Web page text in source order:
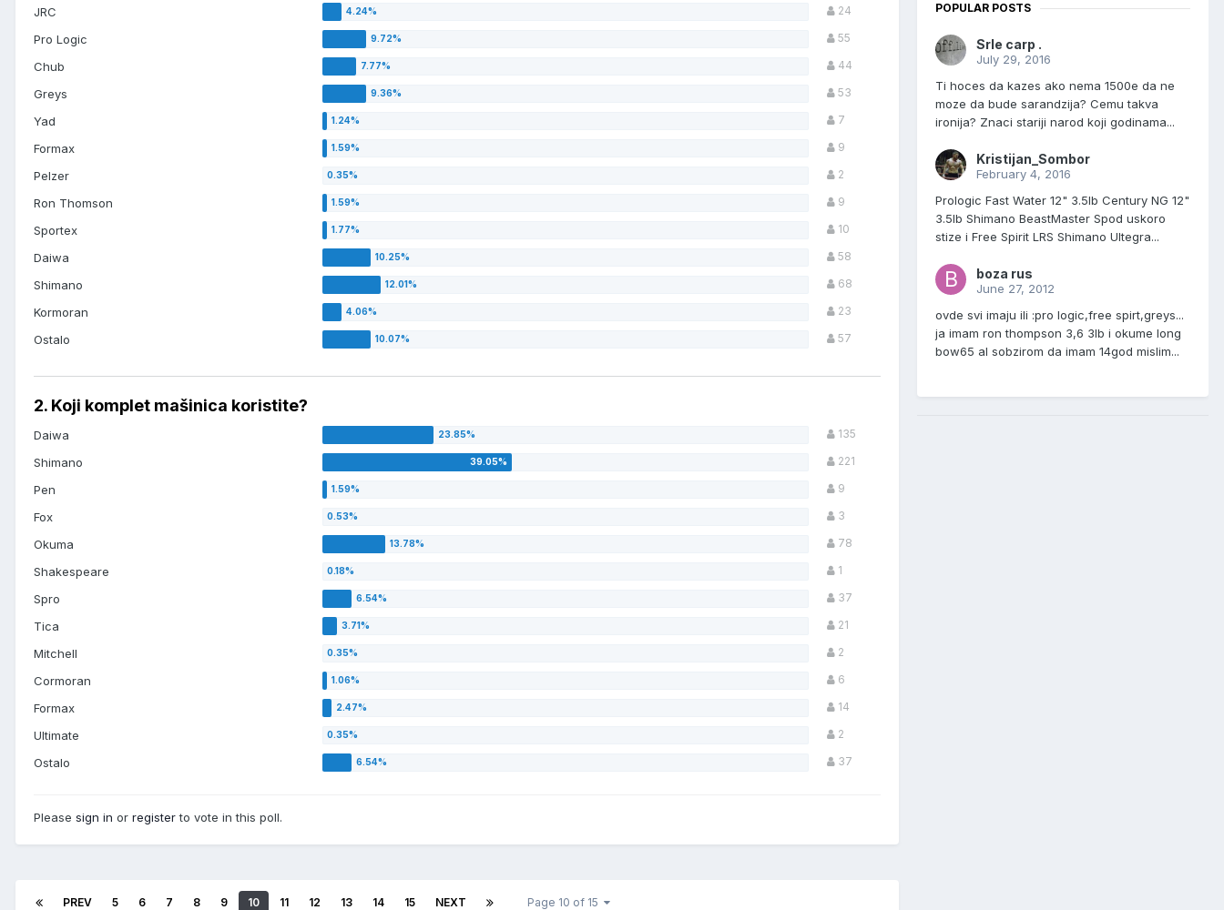
JRC 24
Pro Logic 55
Chub 44
Greys 53
Yad 7
Formax 9
Pelzer 2
Ron Thomson 9
Sportex 10
Daiwa 58
Shimano 68
Kormoran 23
Ostalo 57
2. Koji komplet mašinica koristite?
Daiwa 135
Shimano 221
Pen 9
Fox 3
Okuma 78
Shakespeare 1
Spro 37
Tica 21
Mitchell 2
Cormoran 6
Formax 14
Ultimate 2
Ostalo 37
Please sign in or registerto vote in this poll.
PREV 5 6 7 8 9 10 11 12 13 14 15 NEXT Page 10 of 15
POPULAR POSTS
Srle carp .
July 29, 2016
Ti hoces da kazes ako nema 1500e da ne
moze da bude sarandzija? Cemu takva
ironija? Znaci stariji narod koji godinama...
Kristijan_Sombor
February 4, 2016
Prologic Fast Water 12" 3.5lb Century NG 12"
3.5lb Shimano BeastMaster Spod uskoro
stize i Free Spirit LRS Shimano Ultegra...
boza rus
June 27, 2012
ovde svi imaju ili :pro logic,free spirt,greys...
ja imam ron thompson 3,6 3lb i okume long
bow65 al sobzirom da imam 14god mislim...